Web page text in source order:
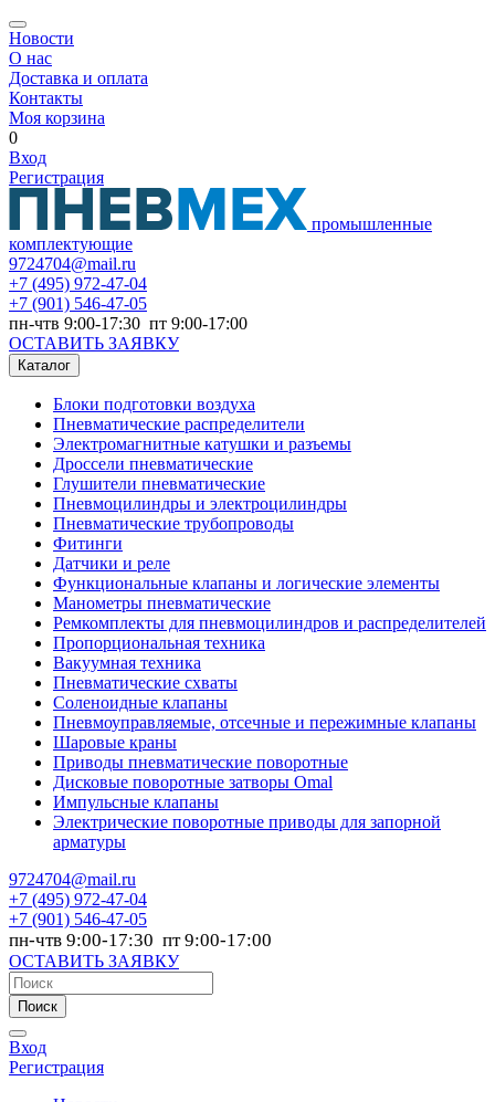
Новости
О нас
Доставка и оплата
Контакты
Моя корзина
0
Вход
Регистрация
промышленные
комплектующие
9724704@mail.ru
+7 (495) 972-47-04
+7 (901) 546-47-05
пн-чтв 9:00-17:30 пт 9:00-17:00
ОСТАВИТЬ ЗАЯВКУ
Каталог
Блоки подготовки воздуха
Пневматические распределители
Электромагнитные катушки и разъемы
Дроссели пневматические
Глушители пневматические
Пневмоцилиндры и электроцилиндры
Пневматические трубопроводы
Фитинги
Датчики и реле
Функциональные клапаны и логические элементы
Манометры пневматические
Ремкомплекты для пневмоцилиндров и распределителей
Пропорциональная техника
Вакуумная техника
Пневматические схваты
Соленоидные клапаны
Пневмоуправляемые, отсечные и пережимные клапаны
Шаровые краны
Приводы пневматические поворотные
Дисковые поворотные затворы Omal
Импульсные клапаны
Электрические поворотные приводы для запорной
арматуры
9724704@mail.ru
+7 (495) 972-47-04
+7 (901) 546-47-05
пн-чтв 9:00-17:30 пт 9:00-17:00
ОСТАВИТЬ ЗАЯВКУ
Поиск
Вход
Регистрация